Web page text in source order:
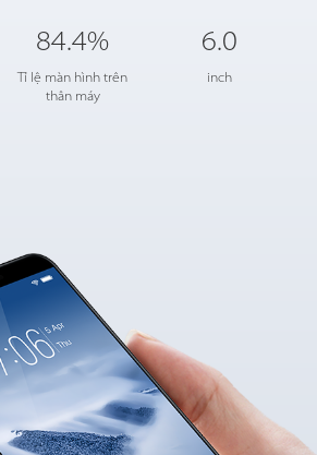
84.4%
Tỉ lệ màn hình trên
thân máy
6.0
inch